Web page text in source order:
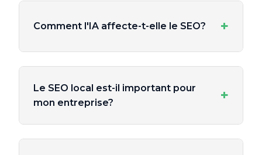
Comment l'IA affecte-t-elle le SEO? +
Le SEO local est-il important pour
mon entreprise?
+